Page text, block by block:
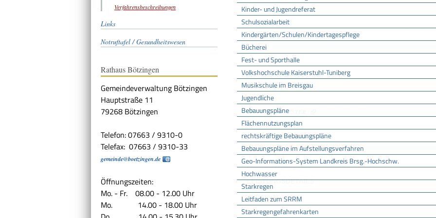
Kinder- und Jugendreferat
Schulsozialarbeit
Kindergärten/Schulen/Kindertagespflege
Bücherei
Fest- und Sporthalle
Volkshochschule Kaiserstuhl-Tuniberg
Musikschule im Breisgau
Jugendliche
Bebauungspläne
Flächennutzungsplan
rechtskräftige Bebauungspläne
Bebauungspläne im Aufstellungsverfahren
Geo-Informations-System Landkreis Brsg.-Hochschw.
Hochwasser
Starkregen
Leitfaden zum SRRM
Starkregengefahrenkarten
Verfahrensbeschreibungen
Links
Notruftafel / Gesundheitswesen
Rathaus Bötzingen
Gemeindeverwaltung Bötzingen
Hauptstraße 11
79268 Bötzingen
Telefon: 07663 / 9310-0
Telefax: 07663 / 9310-33
gemeinde@boetzingen.de
Öffnungszeiten:
Mo. - Fr. 08.00 - 12.00 Uhr
Mo. 14.00 - 18.00 Uhr
15 Prozent auf das zu versteuernde Einkommen eines
Auf die so ermittelte Steuerschuld erhebt das
Solidaritätszuschlag.
Die Körperschaftsteuer ist eine Gemeinschaftssteuer.
und den Ländern gemeinsam zu.
ONLINEANTRAG UND FORMULARE
Startseite ELSTER
ZUSTÄNDIGE STELLE
das Finanzamt, in dessen Bezirk sich die
Finanzamt Freiburg-Land
LEISTUNGSDETAILS
Voraussetzungen